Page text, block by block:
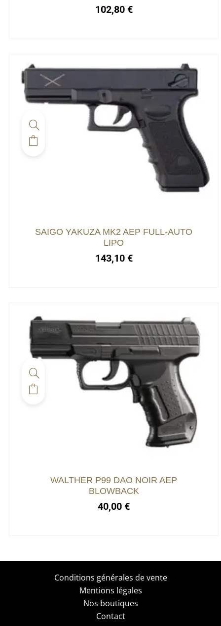
102,80 €
SAIGO YAKUZA MK2 AEP FULL-AUTO
LIPO
143,10 €
WALTHER P99 DAO NOIR AEP
BLOWBACK
40,00 €
Conditions générales de vente
Mentions légales
Nos boutiques
Contact